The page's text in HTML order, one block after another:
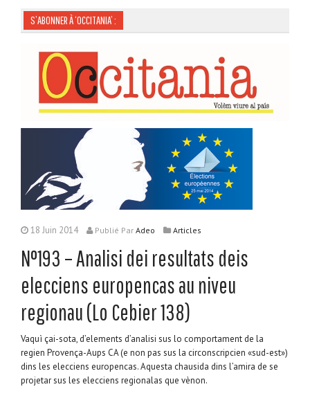
S’ABONNER À ‘OCCITANIA’ :
18 Juin 2014 Publié Par Adeo Articles
N°193 – Analisi dei resultats deis
elecciens europencas au niveu
regionau (Lo Cebier 138)
Vaquì çai-sota, d’elements d’analisi sus lo comportament de la
regien Provença-Aups CA (e non pas sus la circonscripcien «sud-est»)
dins les elecciens europencas. Aquesta chausida dins l’amira de se
projetar sus les elecciens regionalas que vènon.